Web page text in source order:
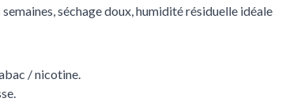
séchage doux, humidité résiduelle idéale
/ nicotine.